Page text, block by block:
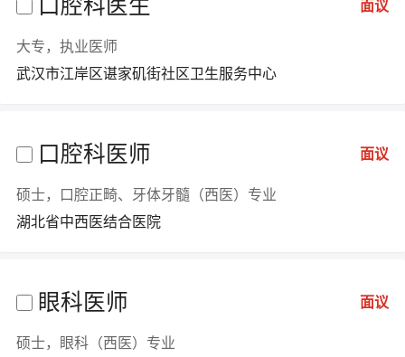
口腔科医生 面议
大专，执业医师
武汉市江岸区谌家矶街社区卫生服务中心
口腔科医师 面议
硕士，口腔正畸、牙体牙髓（西医）专业
湖北省中西医结合医院
眼科医师 面议
硕士，眼科（西医）专业